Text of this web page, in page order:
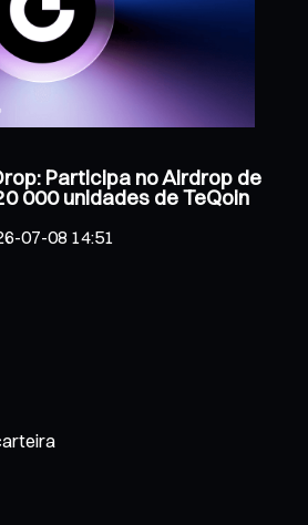
Participa no Airdrop de
000 unidades de TeQoin
07-08 14:51